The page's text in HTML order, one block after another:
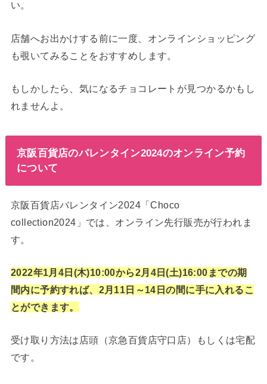
い。
店舗へお出かけする前に一度、オンラインショッピング
も覗いてみることをおすすめします。
もしかしたら、気になるチョコレートが見つかるかもし
れませんよ。
京阪百貨店のバレンタイン2024のオンライン予約
について
京阪百貨店バレンタイン2024「Choco
collection2024」では、オンライン先行販売が行われま
す。
2022年1月4日(木)10:00から2月4日(土)16:00までの期
間内に予約すれば、2月11日～14日の間に手に入れるこ
とができます。
受け取り方法は店頭（京急百貨店守口店）もしくは宅配
です。